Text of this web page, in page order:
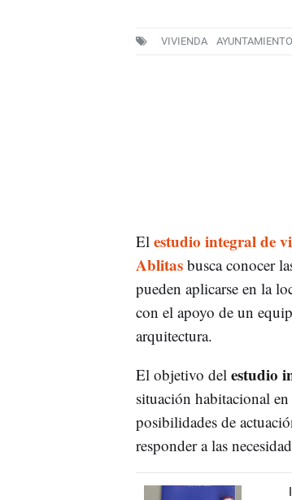
VIVIENDA
El estudio integral de
Ablitasbusca conocer
pueden aplicarse en la
con el apoyo de un
arquitectura.
El objetivo del estudio
situación habitacional en
posibilidades de
responder a las